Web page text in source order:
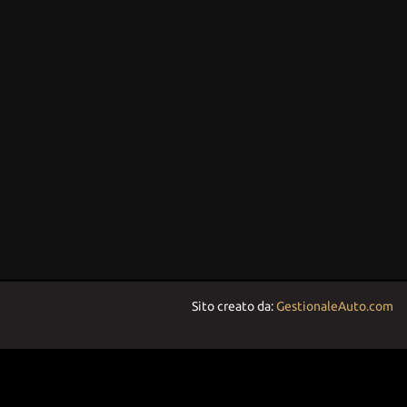
Sito creato da:GestionaleAuto.com